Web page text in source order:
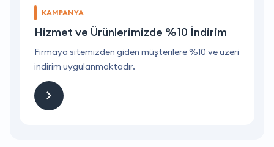
KAMPANYA
Hizmet ve Ürünlerimizde %10 İndirim
Firmaya sitemizden giden müşterilere %10 ve üzeri
indirim uygulanmaktadır.